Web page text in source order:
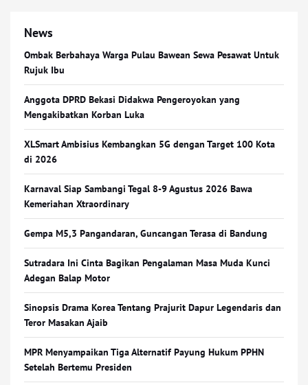
News
Ombak Berbahaya Warga Pulau Bawean Sewa Pesawat Untuk
Rujuk Ibu
Anggota DPRD Bekasi Didakwa Pengeroyokan yang
Mengakibatkan Korban Luka
XLSmart Ambisius Kembangkan 5G dengan Target 100 Kota
di 2026
Karnaval Siap Sambangi Tegal 8-9 Agustus 2026 Bawa
Kemeriahan Xtraordinary
Gempa M5,3 Pangandaran, Guncangan Terasa di Bandung
Sutradara Ini Cinta Bagikan Pengalaman Masa Muda Kunci
Adegan Balap Motor
Sinopsis Drama Korea Tentang Prajurit Dapur Legendaris dan
Teror Masakan Ajaib
MPR Menyampaikan Tiga Alternatif Payung Hukum PPHN
Setelah Bertemu Presiden